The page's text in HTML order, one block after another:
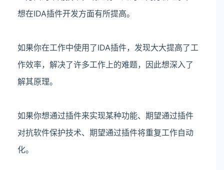
想在IDA插件开发方面有所提高。
如果你在工作中使用了IDA插件，发现大大提高了工
作效率，解决了许多工作上的难题，因此想深入了
解其原理。
如果你想通过插件来实现某种功能、期望通过插件
对抗软件保护技术、期望通过插件将重复工作自动
化。